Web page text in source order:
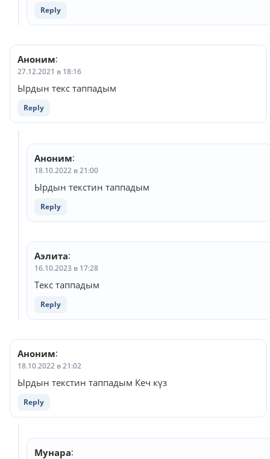
Reply
Аноним:
27.12.2021 в 18:16
Ырдын текс таппадым
Reply
Аноним:
18.10.2022 в 21:00
Ырдын текстин таппадым
Reply
Аэлита:
16.10.2023 в 17:28
Текс таппадым
Reply
Аноним:
18.10.2022 в 21:02
Ырдын текстин таппадым Кеч күз
Reply
Мунара: